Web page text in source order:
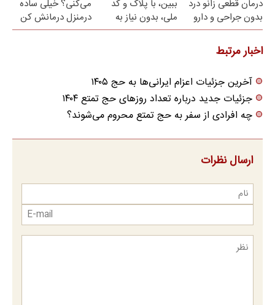
درمان قطعی زانو درد
بدون جراحی و دارو
(پرسش نامه)
ببین، با پلاک و کد
ملی، بدون نیاز به
مراجعه حضوری
می‌کنی؟ خیلی ساده
درمنزل درمانش کن
اخبار مرتبط
آخرین جزئیات اعزام ایرانی‌ها به حج ۱۴۰۵
جزئیات جدید درباره تعداد روز‌های حج تمتع ۱۴۰۴
چه افرادی از سفر به حج تمتع محروم می‌شوند؟
ارسال نظرات